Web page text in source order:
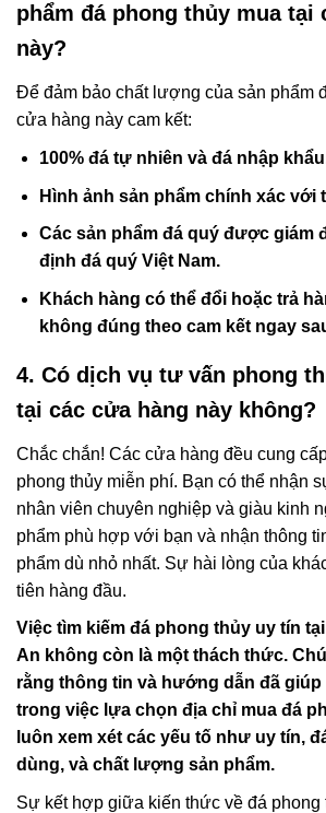
phẩm đá phong thủy mua tại
này?
Để đảm bảo chất lượng của sản phẩm
cửa hàng này cam kết:
100% đá tự nhiên và đá nhập
Hình ảnh sản phẩm chính xác với
Các sản phẩm đá quý được giám
định đá quý Việt Nam.
Khách hàng có thể đổi hoặc trả
không đúng theo cam kết ngay
4. Có dịch vụ tư vấn phong
tại các cửa hàng này không?
Chắc chắn! Các cửa hàng đều cung
phong thủy miễn phí. Bạn có thể nhận
nhân viên chuyên nghiệp và giàu kinh
phẩm phù hợp với bạn và nhận thông
phẩm dù nhỏ nhất. Sự hài lòng của
tiên hàng đầu.
Việc tìm kiếm đá phong thủy uy tín
An không còn là một thách thức.
rằng thông tin và hướng dẫn đã
trong việc lựa chọn địa chỉ mua đá
luôn xem xét các yếu tố như uy tín,
dùng, và chất lượng sản phẩm.
Sự kết hợp giữa kiến thức về đá phong